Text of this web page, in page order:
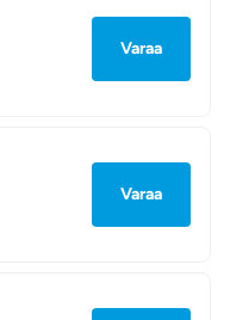
Varaa
Varaa